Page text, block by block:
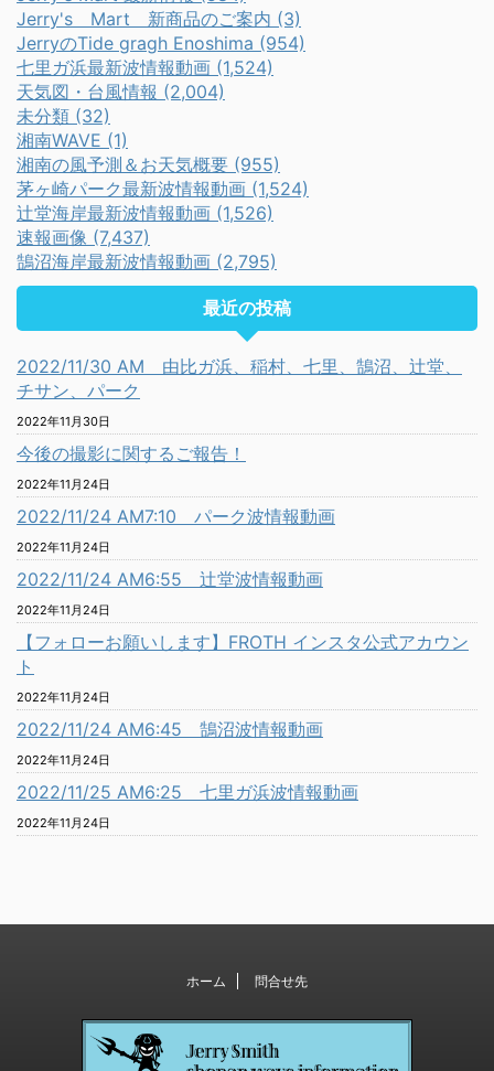
Jerry's Mart 新商品のご案内 (3)
JerryのTide gragh Enoshima (954)
七里ガ浜最新波情報動画 (1,524)
天気図・台風情報 (2,004)
未分類 (32)
湘南WAVE (1)
湘南の風予測＆お天気概要 (955)
茅ヶ崎パーク最新波情報動画 (1,524)
辻堂海岸最新波情報動画 (1,526)
速報画像 (7,437)
鵠沼海岸最新波情報動画 (2,795)
最近の投稿
2022/11/30 AM 由比ガ浜、稲村、七里、鵠沼、辻堂、
チサン、パーク
2022年11月30日
今後の撮影に関するご報告！
2022年11月24日
2022/11/24 AM7:10 パーク波情報動画
2022年11月24日
2022/11/24 AM6:55 辻堂波情報動画
2022年11月24日
【フォローお願いします】FROTH インスタ公式アカウン
ト
2022年11月24日
2022/11/24 AM6:45 鵠沼波情報動画
2022年11月24日
2022/11/25 AM6:25 七里ガ浜波情報動画
2022年11月24日
ホーム 問合せ先